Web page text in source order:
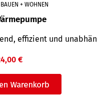
+ WOHNEN
effizient und
€